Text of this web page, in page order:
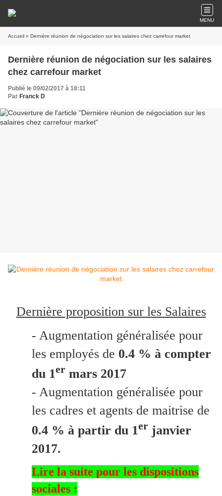
MENU
Accueil » Dernière réunion de négociation sur les salaires chez carrefour market
Dernière réunion de négociation sur les salaires
chez carrefour market
Publié le 09/02/2017 à 18:11
Par Franck D
Dernière proposition sur les Salaires
- Augmentation généralisée pour
les employés de 0.4 % à compter
du 1er mars 2017
- Augmentation généralisée pour
les cadres et agents de maitrise de
0.4 % à partir du 1er janvier
2017.
Lire la suite pour les dispositions
sociales :